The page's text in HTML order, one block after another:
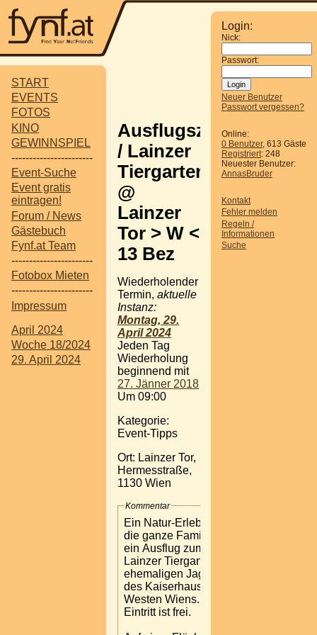
START
EVENTS
FOTOS
KINO
GEWINNSPIEL
-----------------------
Event-Suche
Event gratis
eintragen!
Forum / News
Gästebuch
Fynf.at Team
-----------------------
Fotobox Mieten
-----------------------
Impressum
April 2024
Woche 18/2024
29. April 2024
Login:
Nick:
Passwort:
Neuer Benutzer
Passwort vergessen?
Online:
0 Benutzer, 613 Gäste
Registriert: 248
Neuester Benutzer:
AnnasBruder
Kontakt
Fehler melden
Regeln /
Informationen
Suche
Ausflugsziel
/ Lainzer
Tiergarten
@
Lainzer
Tor > W <
13 Bez
Wiederholender
Termin, aktuelle
Instanz:
Montag, 29.
April 2024
Jeden Tag
Wiederholung
beginnend mit
27. Jänner 2018
Um 09:00
Kategorie:
Event-Tipps
Ort: Lainzer Tor,
Hermesstraße,
1130 Wien
Kommentar
Ein Natur-Erlebnis für
die ganze Familie bietet
ein Ausflug zum
Lainzer Tiergarten, dem
ehemaligen Jagdrevier
des Kaiserhauses, im
Westen Wiens. Der
Eintritt ist frei.